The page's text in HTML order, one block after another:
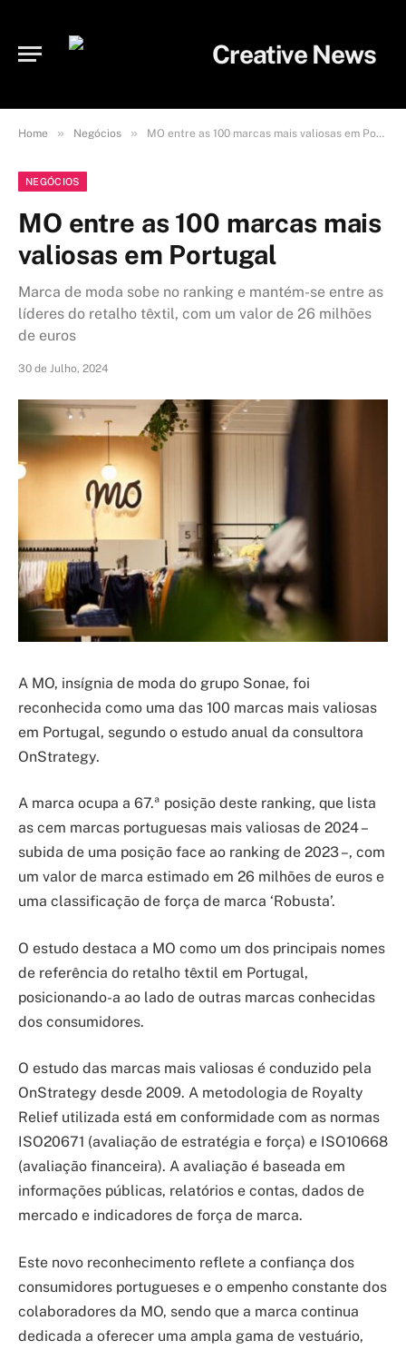
Home » Negócios » MO entre as 100 marcas mais valiosas em Portugal
NEGÓCIOS
MO entre as 100 marcas mais
valiosas em Portugal
Marca de moda sobe no ranking e mantém-se entre as
líderes do retalho têxtil, com um valor de 26 milhões
de euros
30 de Julho, 2024
A MO, insígnia de moda do grupo Sonae, foi
reconhecida como uma das 100 marcas mais valiosas
em Portugal, segundo o estudo anual da consultora
OnStrategy.
A marca ocupa a 67.ª posição deste ranking, que lista
as cem marcas portuguesas mais valiosas de 2024 –
subida de uma posição face ao ranking de 2023 –, com
um valor de marca estimado em 26 milhões de euros e
uma classificação de força de marca ‘Robusta’.
O estudo destaca a MO como um dos principais nomes
de referência do retalho têxtil em Portugal,
posicionando-a ao lado de outras marcas conhecidas
dos consumidores.
O estudo das marcas mais valiosas é conduzido pela
OnStrategy desde 2009. A metodologia de Royalty
Relief utilizada está em conformidade com as normas
ISO20671 (avaliação de estratégia e força) e ISO10668
(avaliação financeira). A avaliação é baseada em
informações públicas, relatórios e contas, dados de
mercado e indicadores de força de marca.
Este novo reconhecimento reflete a confiança dos
consumidores portugueses e o empenho constante dos
colaboradores da MO, sendo que a marca continua
dedicada a oferecer uma ampla gama de vestuário,